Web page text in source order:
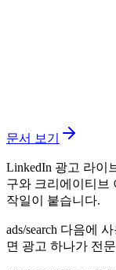
문서 보기
LinkedIn 광고 라이
구와 크리에이티브
작일이 붙습니다.
ads/search 다음에
면 광고 하나가 전